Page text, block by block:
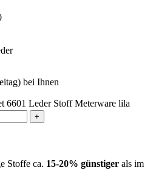
bei Ihnen
6601 Leder Stoff Meterware lila
Stoffe ca. 15-20% günstiger als im